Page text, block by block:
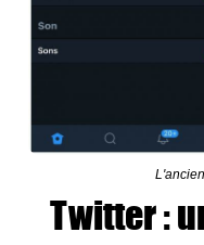
Twitter :